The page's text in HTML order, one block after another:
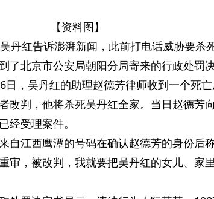
【资料图】
丹红告诉澎湃新闻，此前打电话威胁要杀
了北京市公安局朝阳分局寄来的行政处罚决
日，吴丹红的助理赵德芳律师收到一个死
改判，他将杀死吴丹红全家。当日赵德芳
经受理案件。
自江西鹰潭的号码在确认赵德芳的身份后
审，被改判，我就要把吴丹红的女儿、家